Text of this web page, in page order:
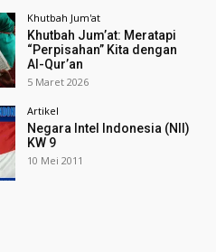
Khutbah Jum'at
Khutbah Jum’at: Meratapi
“Perpisahan” Kita dengan
Al-Qur’an
5 Maret 2026
Artikel
Negara Intel Indonesia (NII)
KW 9
10 Mei 2011